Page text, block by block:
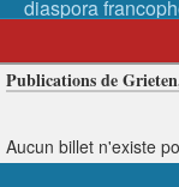
Publications de
Aucun billet n'existe